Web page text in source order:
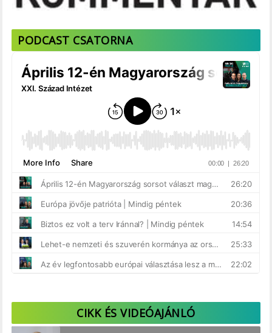
PODCAST CSATORNA
CIKK ÉS VIDEÓAJÁNLÓ